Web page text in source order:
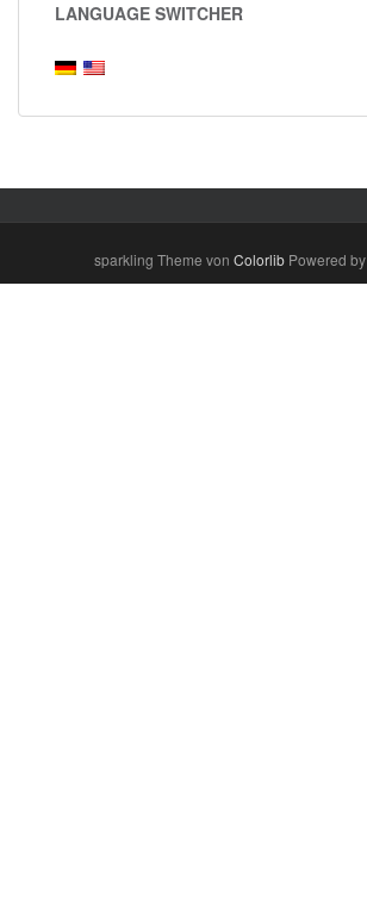
LANGUAGE SWITCHER
sparkling Theme von ColorlibPowered by